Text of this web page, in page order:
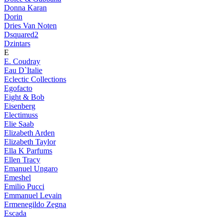
Donna Karan
Dorin
Dries Van Noten
Dsquared2
Dzintars
E
E. Coudray
Eau D`Italie
Eclectic Collections
Egofacto
Eight & Bob
Eisenberg
Electimuss
Elie Saab
Elizabeth Arden
Elizabeth Taylor
Ella K Parfums
Ellen Tracy
Emanuel Ungaro
Emeshel
Emilio Pucci
Emmanuel Levain
Ermenegildo Zegna
Escada